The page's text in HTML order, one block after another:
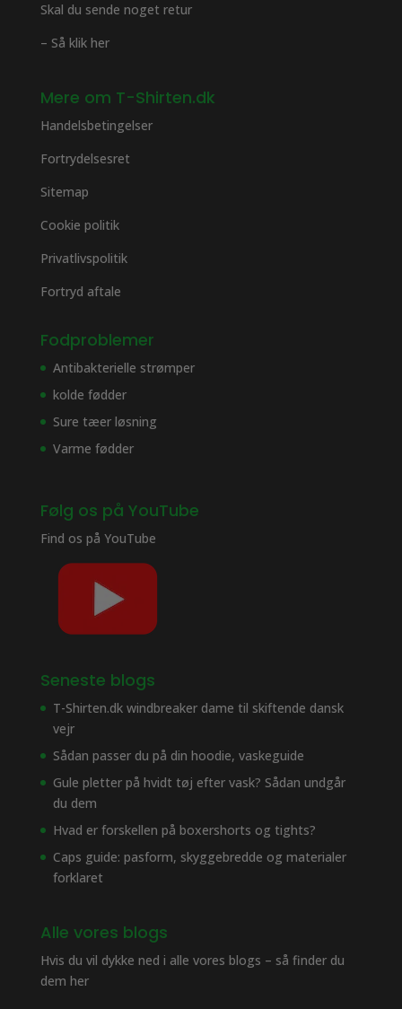
Skal du sende noget retur
– Så klik her
Mere om T-Shirten.dk
Handelsbetingelser
Fortrydelsesret
Sitemap
Cookie politik
Privatlivspolitik
Fortryd aftale
Fodproblemer
Antibakterielle strømper
kolde fødder
Sure tæer løsning
Varme fødder
Følg os på YouTube
Find os på YouTube
Seneste blogs
T-Shirten.dk windbreaker dame til skiftende dansk
vejr
Sådan passer du på din hoodie, vaskeguide
Gule pletter på hvidt tøj efter vask? Sådan undgår
du dem
Hvad er forskellen på boxershorts og tights?
Caps guide: pasform, skyggebredde og materialer
forklaret
Alle vores blogs
Hvis du vil dykke ned i alle vores blogs – så finder du
dem her